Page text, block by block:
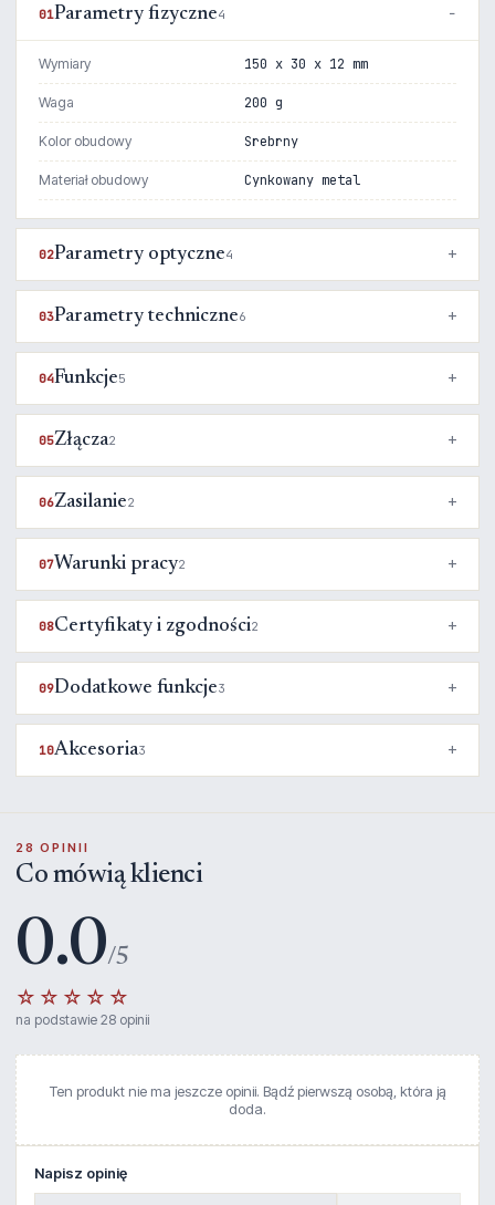
01Parametry fizyczne4
Wymiary 150 x 30 x 12 mm
Waga 200 g
Kolor obudowy Srebrny
Materiał obudowy Cynkowany metal
02Parametry optyczne4
03Parametry techniczne6
04Funkcje5
05Złącza2
06Zasilanie2
07Warunki pracy2
08Certyfikaty i zgodności2
09Dodatkowe funkcje3
10Akcesoria3
28 OPINII
Co mówią klienci
0.0/5
☆☆☆☆☆
na podstawie 28 opinii
Ten produkt nie ma jeszcze opinii. Bądź pierwszą osobą, która ją
doda.
Napisz opinię